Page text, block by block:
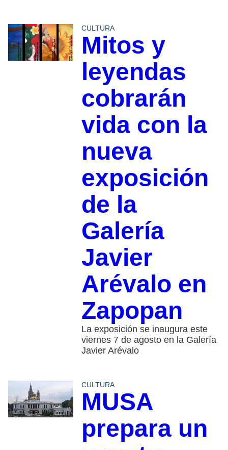
CULTURA
Mitos y
leyendas
cobrarán
vida con la
nueva
exposición
de la
Galería
Javier
Arévalo en
Zapopan
La exposición se inaugura este
viernes 7 de agosto en la Galería
Javier Arévalo
CULTURA
MUSA
prepara un